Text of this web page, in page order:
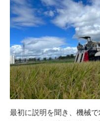
最初に説明を聞き、機械